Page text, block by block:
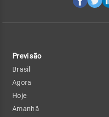
Previsão
Brasil
Agora
Hoje
Amanhã